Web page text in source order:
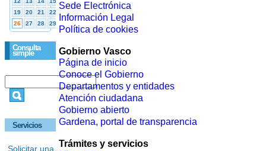
Consulta
simple
Servicios
Solicitar una
Sede Electrónica
Información Legal
Política de cookies
Gobierno Vasco
Página de inicio
Conoce el Gobierno
Departamentos y entidades
Atención ciudadana
Gobierno abierto
Gardena, portal de transparencia
Trámites y servicios